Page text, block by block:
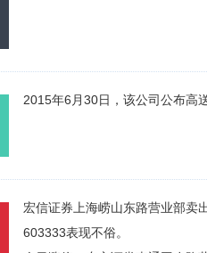
2015年6月30日，该公司公布高
宏信证券上海崂山东路营业部卖
603333表现不俗。